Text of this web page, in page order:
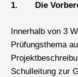
1. Die
Innerhalb von 3
Prüfungsthema
Schulleitung zur